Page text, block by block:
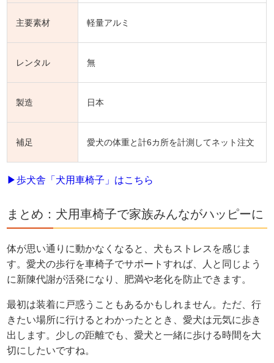
主要素材 軽量アルミ
レンタル 無
製造 日本
補足 愛犬の体重と計6カ所を計測してネット注文
▶歩犬舎「犬用車椅子」はこちら
まとめ：犬用車椅子で家族みんながハッピーに
体が思い通りに動かなくなると、犬もストレスを感じま
す。愛犬の歩行を車椅子でサポートすれば、人と同じよう
に新陳代謝が活発になり、肥満や老化を防止できます。
最初は装着に戸惑うこともあるかもしれません。ただ、行
きたい場所に行けるとわかったととき、愛犬は元気に歩き
出します。少しの距離でも、愛犬と一緒に歩ける時間を大
切にしたいですね。